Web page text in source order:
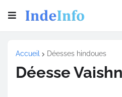
Accueil Déesses hindoues
Déesse